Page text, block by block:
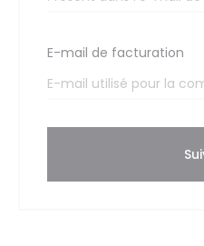
E-mail de facturation